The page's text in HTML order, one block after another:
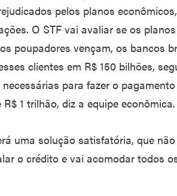
pelos planos
O STF vai avaliar se os
poupadores vençam, os bancos
clientes em R$ 150 bilhões,
para fazer o
1 trilhão, diz a equipe econômica.
uma solução satisfatória, que
o crédito e vai acomodar